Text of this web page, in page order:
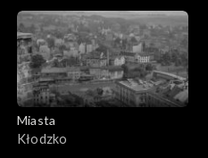
Miasta
Kłodzko